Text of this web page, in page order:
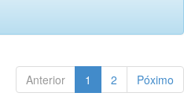
Anterior 1 2 Póximo